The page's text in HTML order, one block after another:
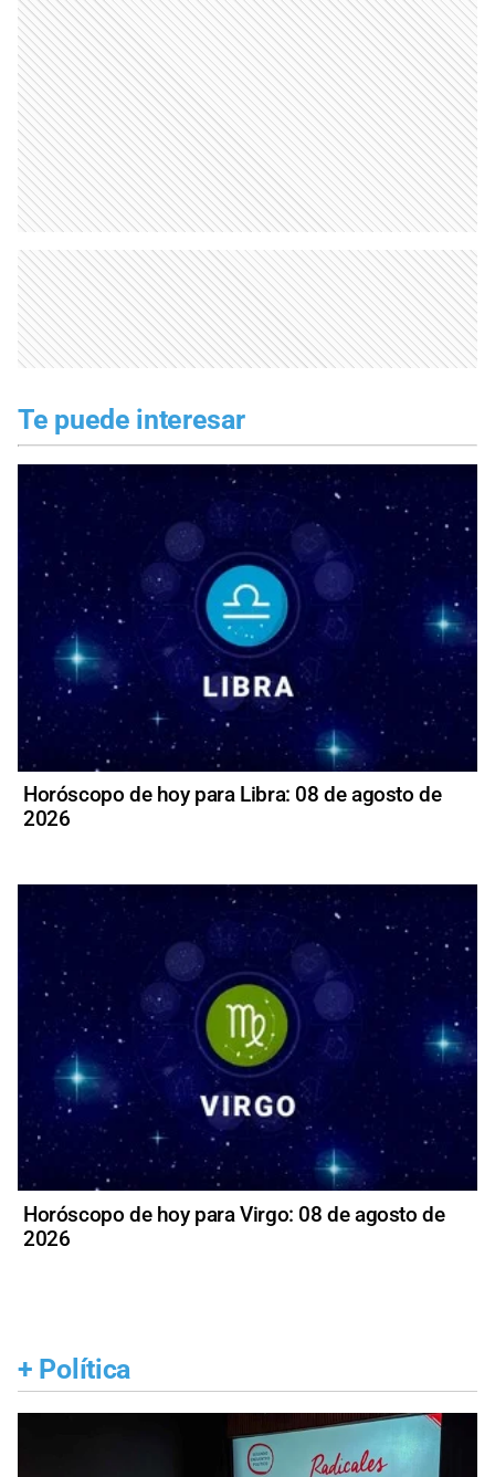
Te puede interesar
Horóscopo de hoy para Libra: 08 de agosto de
2026
Horóscopo de hoy para Virgo: 08 de agosto de
2026
+ Política